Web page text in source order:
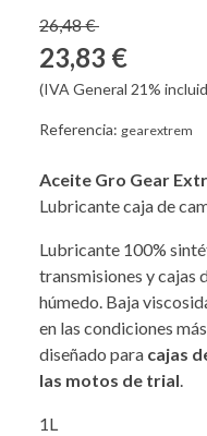
26,48 €
23,83 €
(IVA General 21%
Referencia: gearextrem
Aceite Gro Gear
Lubricante caja de
Lubricante 100%
transmisiones y cajas
húmedo. Baja
en las condiciones
diseñado para cajas
las motos de trial.
1L